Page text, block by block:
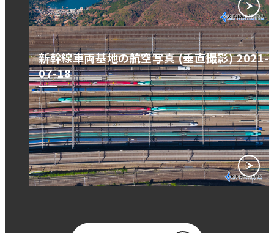
新幹線車両基地の航空写真 (垂直撮影) 2021-
07-18